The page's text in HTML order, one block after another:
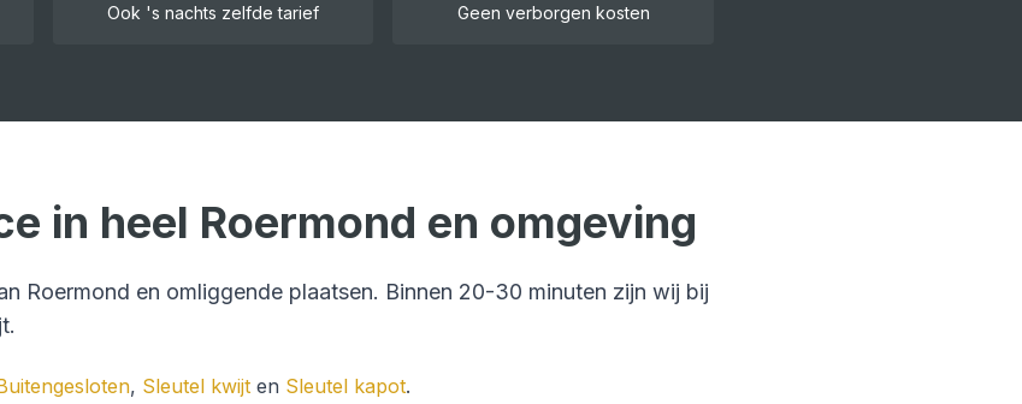
Ook 's nachts zelfde tarief Geen verborgen kosten
in heel Roermond en omgeving
Roermond en omliggende plaatsen. Binnen 20-30 minuten zijn wij bij
.
, Sleutel kwijt en Sleutel kapot.